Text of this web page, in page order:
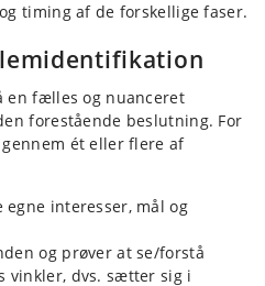
timing af de forskellige faser.
en fælles og nuanceret
forestående beslutning. For
ét eller flere af
egne interesser, mål og
og prøver at se/forstå
vinkler, dvs. sætter sig i